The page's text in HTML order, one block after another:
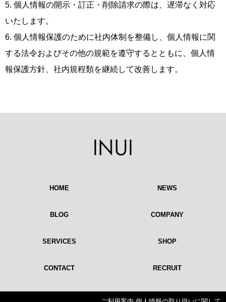
5. 個人情報の開示・訂正・削除請求の際は、遅滞なく対応
いたします。
6. 個人情報保護のために社内体制を整備し、個人情報に関
する法令およびその他の規範を遵守するとともに、個人情
報保護方針、社内規程類を継続して改善します。
HOME NEWS
BLOG COMPANY
SERVICES SHOP
CONTACT RECRUIT